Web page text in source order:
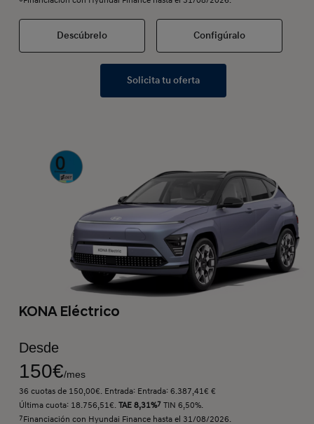
Descúbrelo Configúralo
Solicita tu oferta
KONA Eléctrico
Desde
150€/mes
36 cuotas de 150,00€. Entrada: Entrada: 6.387,41€ €
Última cuota: 18.756,51€. TAE 8,31%7TIN 6,50%.
7Financiación con Hyundai Finance hasta el 31/08/2026.